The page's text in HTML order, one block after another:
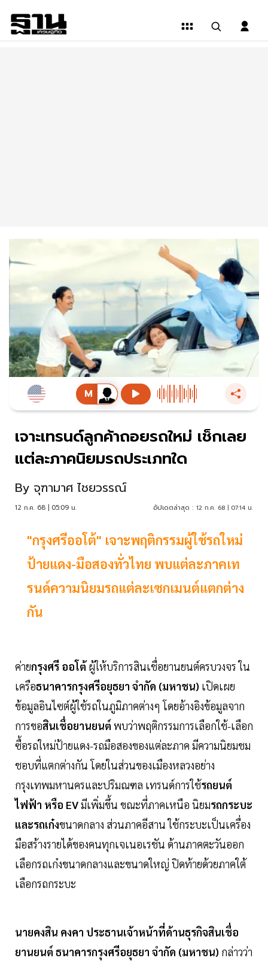
เจาะเทรนด์ลูกค้าถอยรถใหม่ เช็กเลย
แต่ละภาคนิยมรถประเภทใด
By จุฑามาศ ไชยวรรณ์
12 ก.ค. 68 | 05:09 น. อัปเดตล่าสุด : 12 ก.ค. 68 | 07:14 น.
"กรุงศรีออโต้" เจาะพฤติกรรมผู้ใช้รถใหม่
ป้ายแดง-มือสองทั่วไทย พบแต่ละภาคเท
รนด์ความนิยมรถแต่ละเซกเมนต์แตกต่าง
กัน
ค่ายกรุงศรี ออโต้ผู้ให้บริการสินเชื่อยานยนต์ครบวงจร ใน
เครือธนาคารกรุงศรีอยุธยา จำกัด (มหาชน) เปิดเผย
ข้อมูลอินไซต์ผู้ใช้รถในภูมิภาคต่างๆ โดยอ้างอิงข้อมูลจาก
การขอสินเชื่อยานยนต์ พบว่าพฤติกรรมการเลือกใช้-เลือก
ซื้อรถใหม่ป้ายแดง-รถมือสองของแต่ละภาค มีความนิยมชม
ชอบที่แตกต่างกัน โดยในส่วนของเมืองหลวงอย่าง
กรุงเทพมหานครและปริมณฑล เทรนด์การใช้รถยนต์
ไฟฟ้า หรือ EVมีเพิ่มขึ้น ขณะที่ภาคเหนือ นิยมรถกระบะ
และรถเก๋งขนาดกลาง ส่วนภาคอีสาน ใช้กระบะเป็นเครื่อง
มือสร้างรายได้ของคนทุกเจเนอเรชัน ด้านภาคตะวันออก
เลือกรถเก๋งขนาดกลางและขนาดใหญ่ ปิดท้ายด้วยภาคใต้
เลือกรถกระบะ
นายคงสิน คงคา ประธานเจ้าหน้าที่ด้านธุรกิจสินเชื่อ
ยานยนต์ ธนาคารกรุงศรีอยุธยา จำกัด (มหาชน) กล่าวว่า